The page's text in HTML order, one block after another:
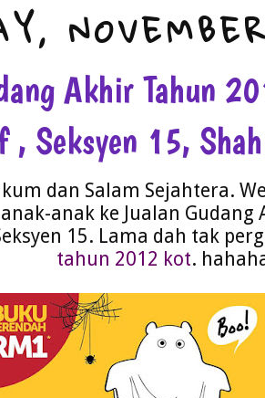
Akhir Tahun
, Seksyen 15,
dan Salam Sejahtera.
anak ke Jualan Gudang
15. Lama dah tak
tahun 2012 kot.